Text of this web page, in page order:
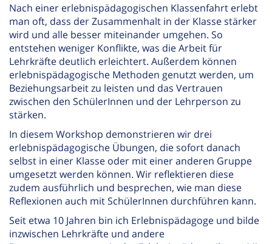
Nach einer erlebnispädagogischen Klassenfahrt erlebt
man oft, dass der Zusammenhalt in der Klasse stärker
wird und alle besser miteinander umgehen. So
entstehen weniger Konflikte, was die Arbeit für
Lehrkräfte deutlich erleichtert. Außerdem können
erlebnispädagogische Methoden genutzt werden, um
Beziehungsarbeit zu leisten und das Vertrauen
zwischen den SchülerInnen und der Lehrperson zu
stärken.
In diesem Workshop demonstrieren wir drei
erlebnispädagogische Übungen, die sofort danach
selbst in einer Klasse oder mit einer anderen Gruppe
umgesetzt werden können. Wir reflektieren diese
zudem ausführlich und besprechen, wie man diese
Reflexionen auch mit SchülerInnen durchführen kann.
Seit etwa 10 Jahren bin ich Erlebnispädagoge und bilde
inzwischen Lehrkräfte und andere